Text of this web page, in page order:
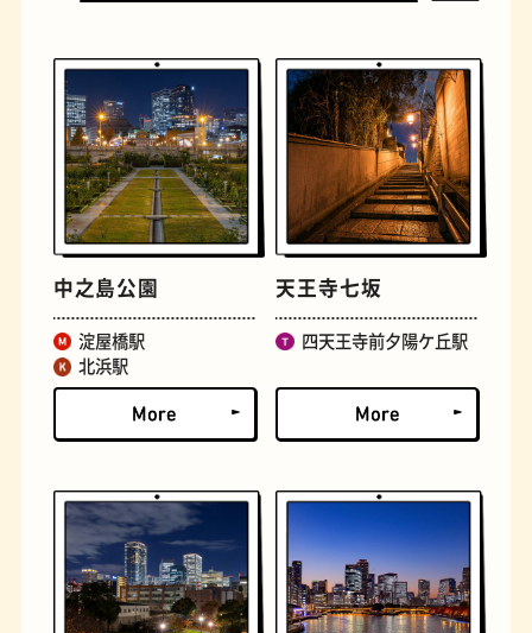
古着 お好み焼き
中之島公園
淀屋橋駅
北浜駅
天王寺七坂
四天王寺前夕陽ケ丘駅